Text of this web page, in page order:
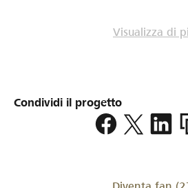
Visualizza di
Condividi il progetto